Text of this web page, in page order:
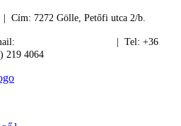
| Cím: 7272 Gölle, Petőfi utca 2/b.
| Tel: +36
219 4064